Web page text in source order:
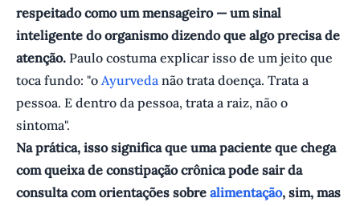
respeitado como um mensageiro — um sinal
inteligente do organismo dizendo que algo precisa de
atenção. Paulo costuma explicar isso de um jeito que
toca fundo: "o Ayurveda não trata doença. Trata a
pessoa. E dentro da pessoa, trata a raiz, não o
sintoma".
Na prática, isso significa que uma paciente que chega
com queixa de constipação crônica pode sair da
consulta com orientações sobre alimentação, sim, mas